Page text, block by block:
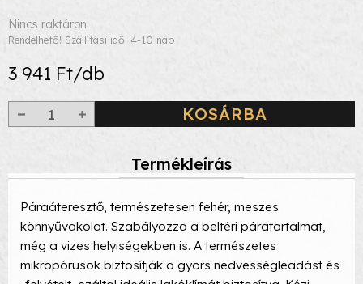
Nincs raktáron
Rendelhető! Szállítási idő: 4-10 nap
3 941 Ft/db
KOSÁRBA
Termékleírás
Páraáteresztő, természetesen fehér, meszes
könnyűvakolat. Szabályozza a beltéri páratartalmat,
még a vizes helyiségekben is. A természetes
mikropórusok biztosítják a gyors nedvességleadást és